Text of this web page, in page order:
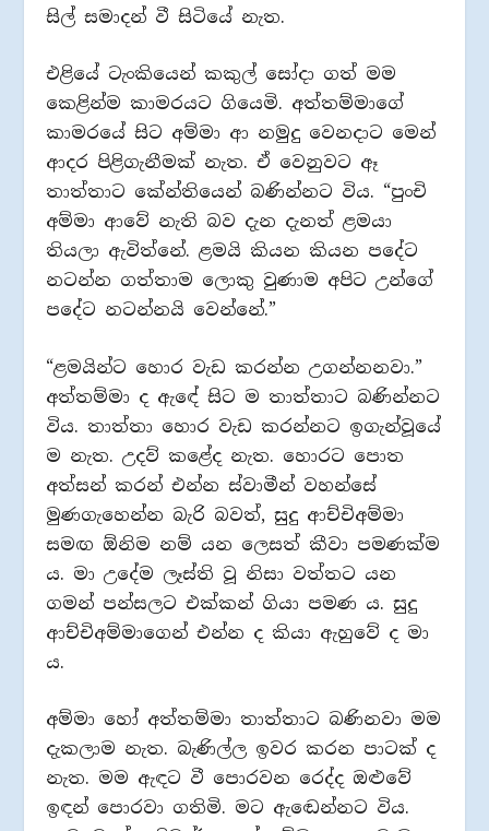
සිල් සමාදන් වී සිටියේ නැත.
එළියේ ටැංකියෙන් කකුල් සෝදා ගත් මම
කෙළින්ම කාමරයට ගියෙමි. අත්තම්මාගේ
කාමරයේ සිට අම්මා ආ නමුදු වෙනදාට මෙන්
ආදර පිළිගැනීමක් නැත. ඒ වෙනුවට ඈ
තාත්තාට කේන්තියෙන් බණින්නට විය. “පුංචි
අම්මා ආවේ නැති බව දැන දැනත් ළමයා
තියලා ඇවිත්නේ. ළමයි කියන කියන පදේට
නටන්න ගත්තාම ලොකු වුණාම අපිට උන්ගේ
පදේට නටන්නයි වෙන්නේ.”
“ළමයින්ට හොර වැඩ කරන්න උගන්නනවා.”
අත්තම්මා ද ඇඳේ සිට ම තාත්තාට බණින්නට
විය. තාත්තා හොර වැඩ කරන්නට ඉගැන්වූයේ
ම නැත. උදව් කළේද නැත. හොරට පොත
අත්සන් කරන් එන්න ස්වාමීන් වහන්සේ
මුණගැහෙන්න බැරි බවත්, සුදු ආච්චිඅම්මා
සමඟ ඕනිම නම් යන ලෙසත් කීවා පමණක්ම
ය. මා උදේම ලෑස්ති වූ නිසා වත්තට යන
ගමන් පන්සලට එක්කන් ගියා පමණ ය. සුදු
ආච්චිඅම්මාගෙන් එන්න ද කියා ඇහුවේ ද මා
ය.
අම්මා හෝ අත්තම්මා තාත්තාට බණිනවා මම
දැකලාම නැත. බැණිල්ල ඉවර කරන පාටක් ද
නැත. මම ඇඳට වී පොරවන රෙද්ද ඔළුවේ
ඉඳන් පොරවා ගතිමි. මට ඇඬෙන්නට විය.